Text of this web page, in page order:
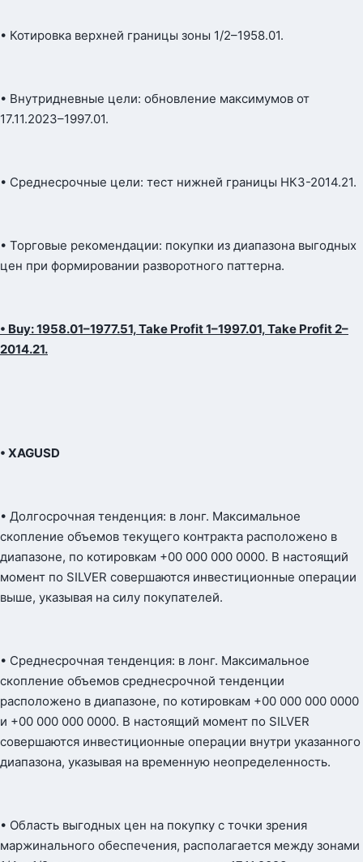
• Котировка верхней границы зоны 1/2–1958.01.
• Внутридневные цели: обновление максимумов от
17.11.2023–1997.01.
• Среднесрочные цели: тест нижней границы НКЗ-2014.21.
• Торговые рекомендации: покупки из диапазона выгодных
цен при формировании разворотного паттерна.
• Buy: 1958.01–1977.51, Take Profit 1–1997.01, Take Profit 2–
2014.21.
• XAGUSD
• Долгосрочная тенденция: в лонг. Максимальное
скопление объемов текущего контракта расположено в
диапазоне, по котировкам +00 000 000 0000. В настоящий
момент по SILVER совершаются инвестиционные операции
выше, указывая на силу покупателей.
• Среднесрочная тенденция: в лонг. Максимальное
скопление объемов среднесрочной тенденции
расположено в диапазоне, по котировкам +00 000 000 0000
и +00 000 000 0000. В настоящий момент по SILVER
совершаются инвестиционные операции внутри указанного
диапазона, указывая на временную неопределенность.
• Область выгодных цен на покупку с точки зрения
маржинального обеспечения, располагается между зонами